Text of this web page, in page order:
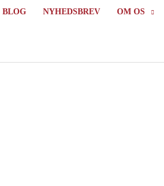
BLOG NYHEDSBREV OM OS